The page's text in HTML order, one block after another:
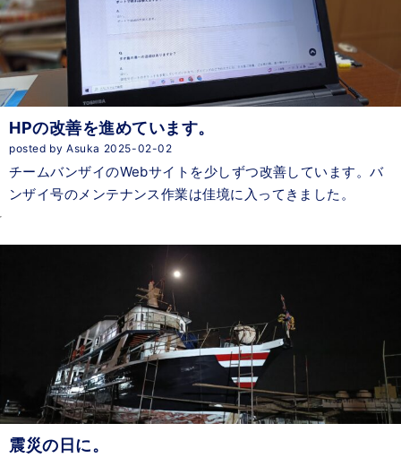
HPの改善を進めています。
posted by Asuka 2025-02-02
チームバンザイのWebサイトを少しずつ改善しています。バ
ンザイ号のメンテナンス作業は佳境に入ってきました。
震災の日に。